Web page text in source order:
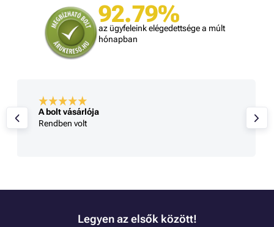
92.79%
az ügyfeleink elégedettsége a múlt
hónapban
A bolt vásárlója
Rendben volt
Legyen az elsők között!